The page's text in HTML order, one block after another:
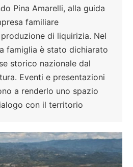
Pina Amarelli, alla guida
familiare
di liquirizia. Nel
famiglia è stato dichiarato
storico nazionale dal
Eventi e presentazioni
a renderlo uno spazio
con il territorio